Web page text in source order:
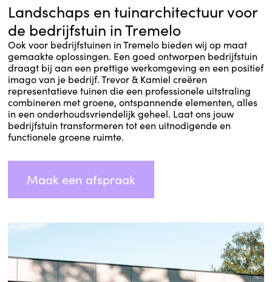
Landschaps en tuinarchitectuur voor
de bedrijfstuin in Tremelo
Ook voor bedrijfstuinen in Tremelo bieden wij op maat
gemaakte oplossingen. Een goed ontworpen bedrijfstuin
draagt bij aan een prettige werkomgeving en een positief
imago van je bedrijf. Trevor & Kamiel creëren
representatieve tuinen die een professionele uitstraling
combineren met groene, ontspannende elementen, alles
in een onderhoudsvriendelijk geheel. Laat ons jouw
bedrijfstuin transformeren tot een uitnodigende en
functionele groene ruimte.
Maak een afspraak